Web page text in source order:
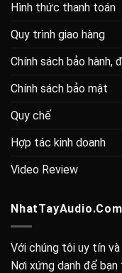
Hình thức thanh toán
Quy trình giao hàng
Chính sách bảo hành,
Chính sách bảo mật
Quy chế
Hợp tác kinh doanh
Video Review
NhatTayAudio.Com
Với chúng tôi uy tín
Nơi xứng danh để